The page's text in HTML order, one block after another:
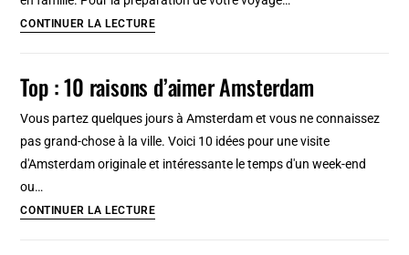
belles
CONTINUER LA LECTURETop
raisons
d’aimer
Berlin
Top : 10 raisons d’aimer Amsterdam
Vous partez quelques jours à Amsterdam et vous ne connaissez
pas grand-chose à la ville. Voici 10 idées pour une visite
d'Amsterdam originale et intéressante le temps d'un week-end
ou…
CONTINUER LA LECTURETop